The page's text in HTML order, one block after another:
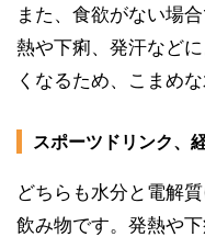
また、食欲がない場
熱や下痢、発汗など
くなるため、こまめ
スポーツドリンク、
どちらも水分と電解
飲み物です。発熱や